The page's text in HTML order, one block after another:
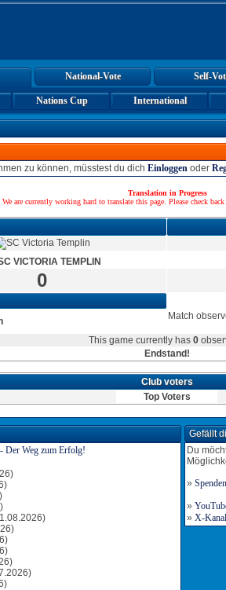
National-Vote Self-
Nations Cup International
zu können, müsstest du dich Einloggen oder
Translation in Progress
We are currently working hard to translate this page. Please check
VICTORIA TEMPLIN
0
Match
This game currently has 0
Endstand!
Club voters
Top Voters
Gefällt
Du
» Spenden
»
» X-